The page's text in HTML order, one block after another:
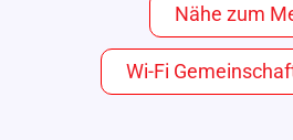
Nähe zum
Wi-Fi